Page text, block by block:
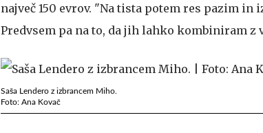
največ 150 evrov. "Na tista potem res pazim in
Predvsem pa na to, da jih lahko kombiniram z
Saša Lendero z izbrancem Miho.
Foto: Ana Kovač